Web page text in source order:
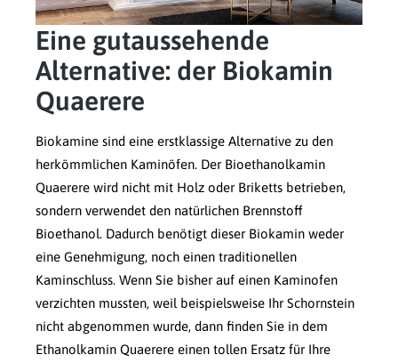
Eine gutaussehende
Alternative: der Biokamin
Quaerere
Biokamine sind eine erstklassige Alternative zu den
herkömmlichen Kaminöfen. Der Bioethanolkamin
Quaerere wird nicht mit Holz oder Briketts betrieben,
sondern verwendet den natürlichen Brennstoff
Bioethanol. Dadurch benötigt dieser Biokamin weder
eine Genehmigung, noch einen traditionellen
Kaminschluss. Wenn Sie bisher auf einen Kaminofen
verzichten mussten, weil beispielsweise Ihr Schornstein
nicht abgenommen wurde, dann finden Sie in dem
Ethanolkamin Quaerere einen tollen Ersatz für Ihre